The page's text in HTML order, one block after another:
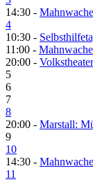
14:30 -
4
10:30 -
11:00 -
20:00 -
5
6
7
8
20:00 - Marstall:
9
10
14:30 -
11